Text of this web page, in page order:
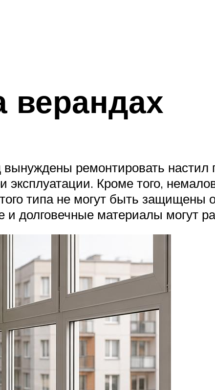
верандах
ремонтировать настил
эксплуатации. Кроме того,
типа не могут быть защищены
долговечные материалы могут